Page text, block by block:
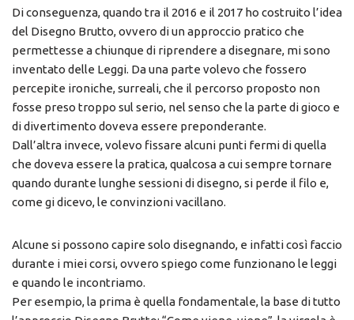
Di conseguenza, quando tra il 2016 e il 2017 ho costruito l’idea
del Disegno Brutto, ovvero di un approccio pratico che
permettesse a chiunque di riprendere a disegnare, mi sono
inventato delle Leggi. Da una parte volevo che fossero
percepite ironiche, surreali, che il percorso proposto non
fosse preso troppo sul serio, nel senso che la parte di gioco e
di divertimento doveva essere preponderante.
Dall’altra invece, volevo fissare alcuni punti fermi di quella
che doveva essere la pratica, qualcosa a cui sempre tornare
quando durante lunghe sessioni di disegno, si perde il filo e,
come gi dicevo, le convinzioni vacillano.
Alcune si possono capire solo disegnando, e infatti così faccio
durante i miei corsi, ovvero spiego come funzionano le leggi
e quando le incontriamo.
Per esempio, la prima è quella fondamentale, la base di tutto